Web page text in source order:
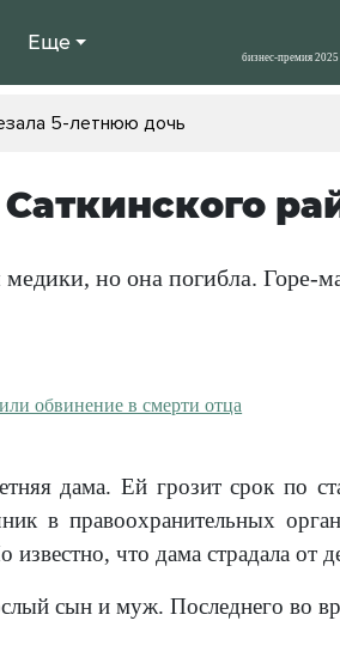
Еще
5-летнюю дочь
медики, но она погибла.
дама. Ей грозит срок по
в правоохранительных
что дама страдала от
сын и муж. Последнего во